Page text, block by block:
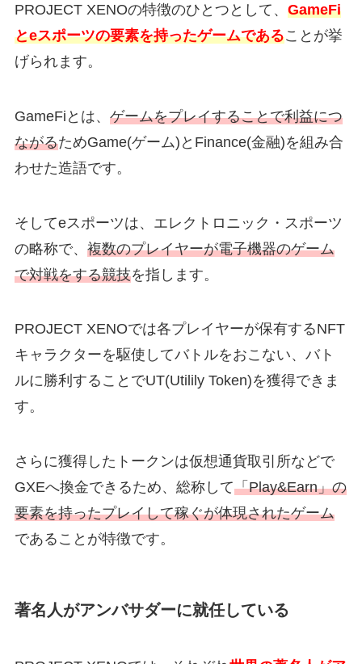
PROJECT XENOの特徴のひとつとして、 GameFi
とeスポーツの要素を持ったゲームであることが挙
げられます。
GameFiとは、 ゲームをプレイすることで利益につ
ながるためGame(ゲーム)とFinance(金融)を組み合
わせた造語です。
そしてeスポーツは、エレクトロニック・スポーツ
の略称で、 複数のプレイヤーが電子機器のゲーム
で対戦をする競技を指します。
PROJECT XENOでは各プレイヤーが保有するNFT
キャラクターを駆使してバトルをおこない、バト
ルに勝利することでUT(Utilily Token)を獲得できま
す。
さらに獲得したトークンは仮想通貨取引所などで
GXEへ換金できるため、総称して「Play&Earn」の
要素を持ったプレイして稼ぐが体現されたゲーム
であることが特徴です。
著名人がアンバサダーに就任している